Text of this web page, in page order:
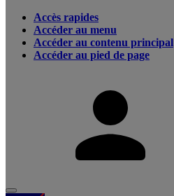
Accès rapides
Accéder au menu
Accéder au contenu principal
Accéder au pied de page